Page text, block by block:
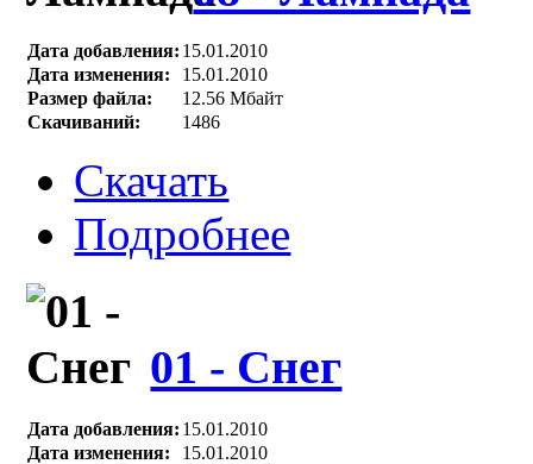
Дата добавления: 15.01.2010
Дата изменения:
15.01.2010
Размер файла:
12.56 Мбайт
Скачиваний:
1486
Скачать
Подробнее
01 - Снег
Дата добавления: 15.01.2010
Дата изменения:
15.01.2010